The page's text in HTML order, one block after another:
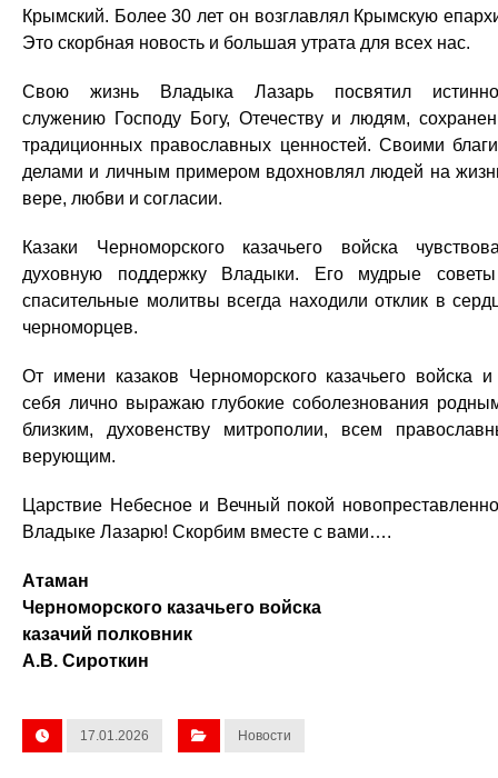
Крымский. Более 30 лет он возглавлял Крымскую
Это скорбная новость и большая утрата для всех нас.
Свою жизнь Владыка Лазарь посвятил
служению Господу Богу, Отечеству и людям,
традиционных православных ценностей. Своими
делами и личным примером вдохновлял людей на
вере, любви и согласии.
Казаки Черноморского казачьего войска
духовную поддержку Владыки. Его мудрые
спасительные молитвы всегда находили отклик в
черноморцев.
От имени казаков Черноморского казачьего войска и
себя лично выражаю глубокие соболезнования
близким, духовенству митрополии, всем
верующим.
Царствие Небесное и Вечный покой
Владыке Лазарю! Скорбим вместе с вами….
Атаман
Черноморского казачьего войска
казачий полковник
А.В. Сироткин
17.01.2026 Новости